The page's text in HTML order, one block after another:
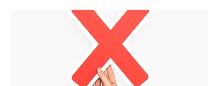
улыбок»; загрузить фотографию с улыбкой – подойдёт портрет
одного человека, пары, семьи или нескольких поколений в
одном кадре; отметить один или несколько городов,
связанных с историей семьи или важными воспоминаниями;
добавить подписи к городам, кратко объяснив связь с каждым
из них, указать контакты и подтвердить согласие с правилами
проекта», - говорится в инструкции на сайте проекта. ‍Заявка
может быть семейной, а после модерации стать частью
визуального архива проекта. 20 участников обещают